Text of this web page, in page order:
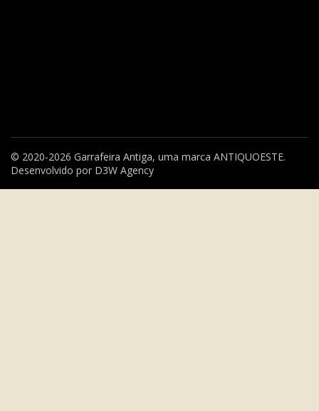
© 2020-2026 Garrafeira Antiga, uma marca ANTIQUOESTE.
Desenvolvido por D3W Agency